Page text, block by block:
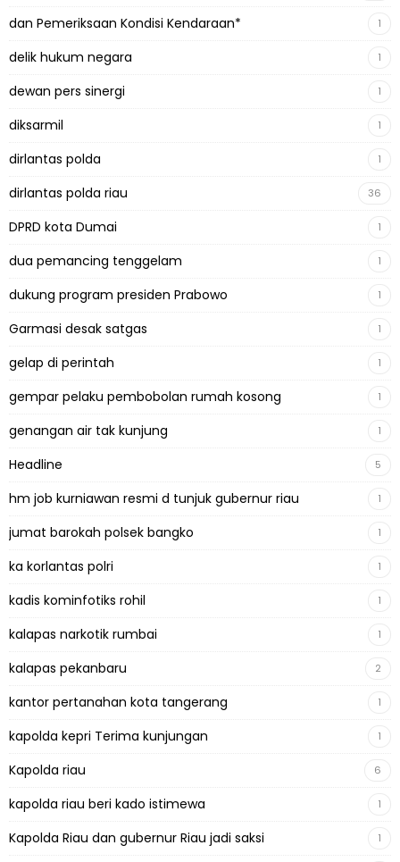
dan Pemeriksaan Kondisi Kendaraan* 1
delik hukum negara 1
dewan pers sinergi 1
diksarmil 1
dirlantas polda 1
dirlantas polda riau 36
DPRD kota Dumai 1
dua pemancing tenggelam 1
dukung program presiden Prabowo 1
Garmasi desak satgas 1
gelap di perintah 1
gempar pelaku pembobolan rumah kosong 1
genangan air tak kunjung 1
Headline 5
hm job kurniawan resmi d tunjuk gubernur riau 1
jumat barokah polsek bangko 1
ka korlantas polri 1
kadis kominfotiks rohil 1
kalapas narkotik rumbai 1
kalapas pekanbaru 2
kantor pertanahan kota tangerang 1
kapolda kepri Terima kunjungan 1
Kapolda riau 6
kapolda riau beri kado istimewa 1
Kapolda Riau dan gubernur Riau jadi saksi 1